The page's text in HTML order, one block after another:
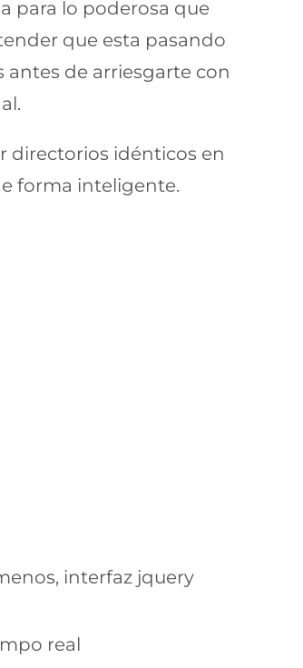
para lo poderosa que
que esta pasando
de arriesgarte con
directorios idénticos en
forma inteligente.
interfaz jquery
real